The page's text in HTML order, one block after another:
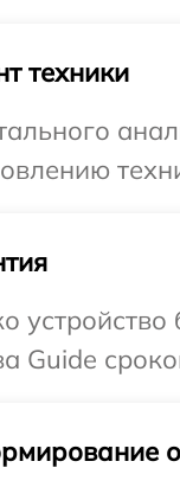
техники
Guide
о